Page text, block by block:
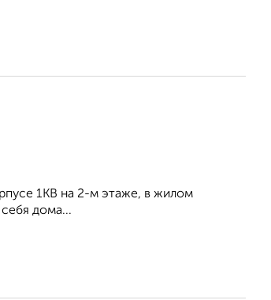
1КВ на 2-м этаже, в жилом
дома...